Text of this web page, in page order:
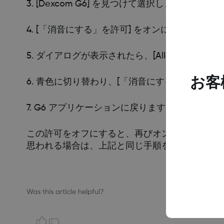
3. [Dexcom G6] を見つけて選択します
4. [「消音にする」を許可] をオンに切り替えます
5. ダイアログが表示されたら、[Allow (許可)] を
6. 青色に切り替わり、[「消音にする」の許可]
7. G6 アプリケーションに戻ります
この許可をオフにすると、再びオンにしてアプ
思われる場合は、上記と同じ手順を実行するか
Was this article helpful?
お